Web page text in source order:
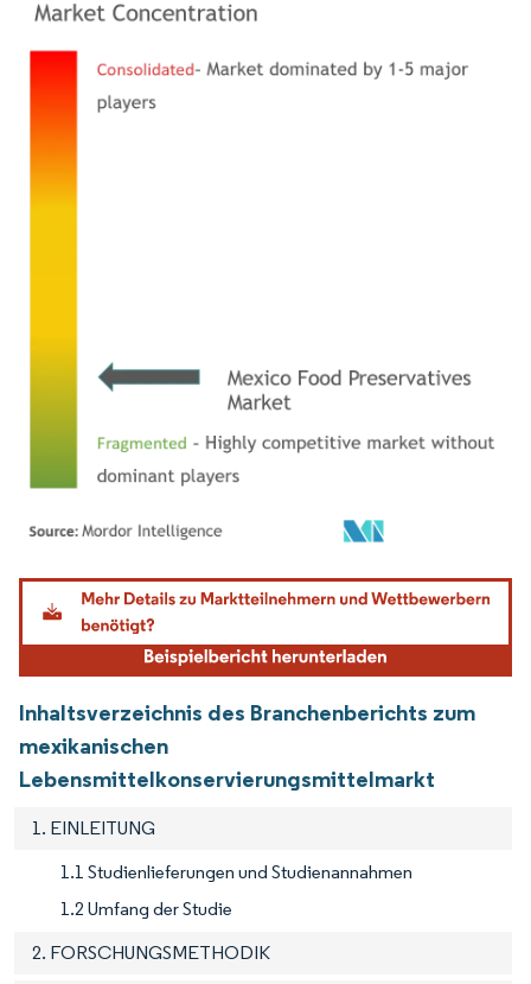
Bild © Mordor Intelligence. Wiederverwendung erfordert Namensnennung gemäß
Inhaltsverzeichnis des Branchenberichts zum
mexikanischen
Lebensmittelkonservierungsmittelmarkt
1. EINLEITUNG
1.1 Studienlieferungen und Studienannahmen
1.2 Umfang der Studie
2. FORSCHUNGSMETHODIK